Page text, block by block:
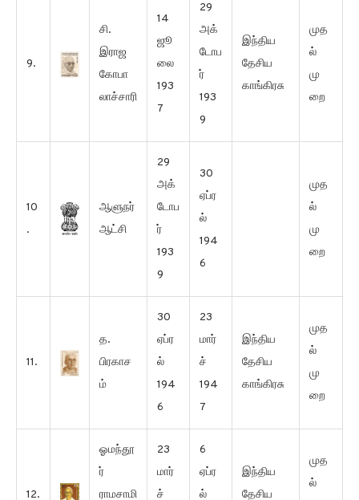
9.
சி.
இராஜ
கோபா
லாச்சாரி
14
ஜூ
லை
193
7
29
அக்
டோப
ர்
193
9
இந்திய
தேசிய
காங்கிரசு
முத
ல்
மு
றை
10
.
ஆளுநர்
ஆட்சி
29
அக்
டோப
ர்
193
9
30
ஏப்ர
ல்
194
6
முத
ல்
மு
றை
11.
த.
பிரகாச
ம்
30
ஏப்ர
ல்
194
6
23
மார்
ச்
194
7
இந்திய
தேசிய
காங்கிரசு
முத
ல்
மு
றை
12.
ஓமந்தூ
ர்
ராமசாமி
23
மார்
ச்
6
ஏப்ர
ல்
இந்திய
தேசிய
முத
ல்